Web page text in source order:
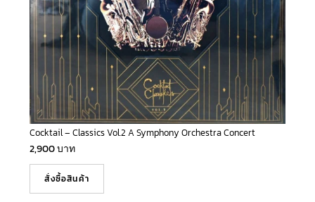
Cocktail – Classics Vol.2 A Symphony Orchestra Concert
2,900บาท
สั่งซื้อสินค้า